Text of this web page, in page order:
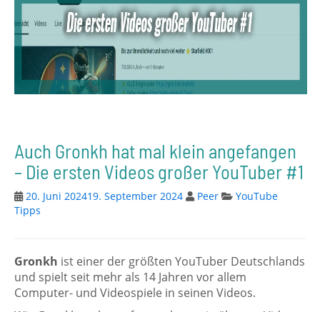
Auch Gronkh hat mal klein angefangen
– Die ersten Videos großer YouTuber #1
20. Juni 202419. September 2024 Peer
YouTube
Tipps
Gronkh ist einer der größten YouTuber Deutschlands
und spielt seit mehr als 14 Jahren vor allem
Computer- und Videospiele in seinen Videos.